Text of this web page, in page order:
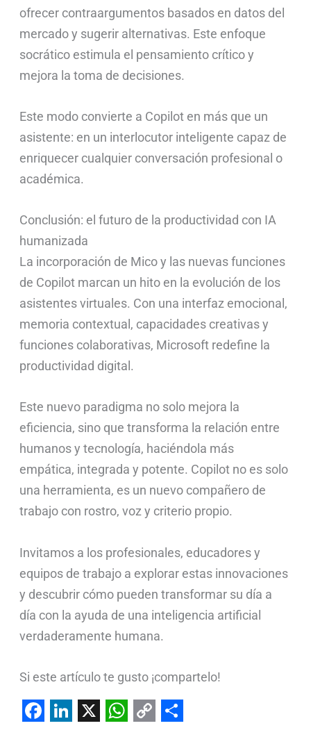
ofrecer contraargumentos basados en datos del
mercado y sugerir alternativas. Este enfoque
socrático estimula el pensamiento crítico y
mejora la toma de decisiones.
Este modo convierte a Copilot en más que un
asistente: en un interlocutor inteligente capaz de
enriquecer cualquier conversación profesional o
académica.
Conclusión: el futuro de la productividad con IA
humanizada
La incorporación de Mico y las nuevas funciones
de Copilot marcan un hito en la evolución de los
asistentes virtuales. Con una interfaz emocional,
memoria contextual, capacidades creativas y
funciones colaborativas, Microsoft redefine la
productividad digital.
Este nuevo paradigma no solo mejora la
eficiencia, sino que transforma la relación entre
humanos y tecnología, haciéndola más
empática, integrada y potente. Copilot no es solo
una herramienta, es un nuevo compañero de
trabajo con rostro, voz y criterio propio.
Invitamos a los profesionales, educadores y
equipos de trabajo a explorar estas innovaciones
y descubrir cómo pueden transformar su día a
día con la ayuda de una inteligencia artificial
verdaderamente humana.
Si este artículo te gusto ¡compartelo!